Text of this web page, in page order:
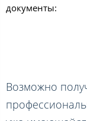
документы:
Возможно